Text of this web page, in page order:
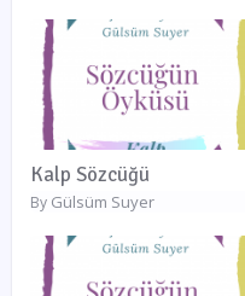
Kalp Sözcüğü
By Gülsüm Suyer